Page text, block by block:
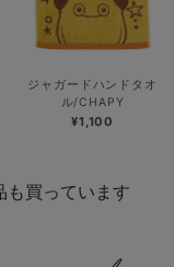
ジャガードハンドタオ
ル/CHAPY
¥1,100
も買っています